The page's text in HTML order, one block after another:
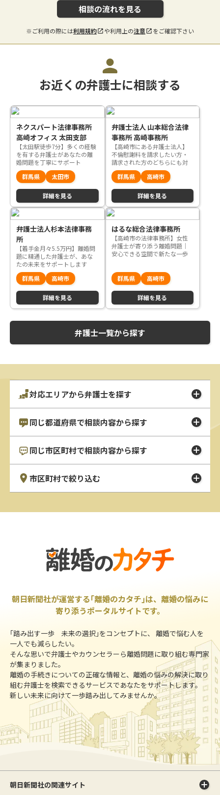
相談の流れを見る
※ご利用の際には利用規約 や利用上の注意 をご確認下さい
お近くの弁護士に相談する
ネクスパート法律事務所
高崎オフィス 太田支部
【太田駅徒歩7分】多くの経験
を有する弁護士があなたの離
婚問題を丁寧にサポート
群馬県
太田市
詳細を見る
弁護士法人 山本総合法律
事務所 高崎事務所
【高崎市にある弁護士法人】
不倫慰謝料を請求したい方・
請求された方のどちらにも対
応｜何度でも相談無料、納得
できる解決を丁寧にサポート
群馬県 高崎市
詳細を見る
弁護士法人杉本法律事務
所
【着手金月々5.5万円】離婚問
題に精通した弁護士が、あな
たの未来をサポートします
群馬県
高崎市
詳細を見る
はるな総合法律事務所
【高崎市の法律事務所】女性
弁護士が寄り添う離婚問題｜
安心できる空間で新たな一歩
群馬県
高崎市
詳細を見る
弁護士一覧から探す
対応エリアから弁護士を探す
同じ都道府県で相談内容から探す
同じ市区町村で相談内容から探す
市区町村で絞り込む
朝日新聞社が運営する｢離婚のカタチ｣は、離婚の悩みに
寄り添うポータルサイトです。
｢踏み出す一歩 未来の選択｣をコンセプトに、 離婚で悩む人を
一人でも減らしたい。
そんな思いで弁護士やカウンセラーら離婚問題に取り組む専門家
が集まりました。
離婚の手続きについての正確な情報と、離婚の悩みの解決に取り
組む弁護士を検索できるサービスであなたをサポートします。
新しい未来に向けて一歩踏み出してみませんか。
朝日新聞社の関連サイト